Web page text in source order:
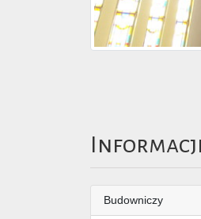
Budowniczy